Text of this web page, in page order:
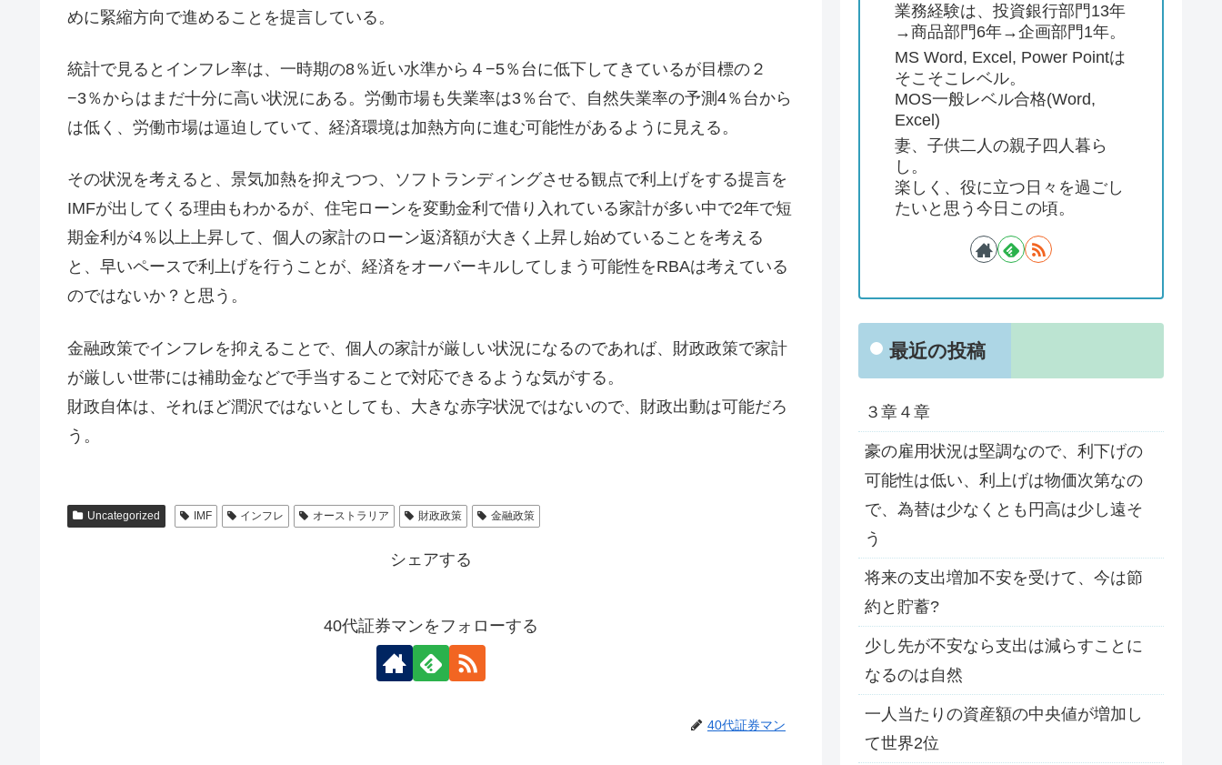
めに緊縮方向で進めることを提言している。
統計で見るとインフレ率は、一時期の8％近い水準から４−5％台に低下してきているが目標の２
−3％からはまだ十分に高い状況にある。労働市場も失業率は3％台で、自然失業率の予測4％台から
は低く、労働市場は逼迫していて、経済環境は加熱方向に進む可能性があるように見える。
その状況を考えると、景気加熱を抑えつつ、ソフトランディングさせる観点で利上げをする提言を
IMFが出してくる理由もわかるが、住宅ローンを変動金利で借り入れている家計が多い中で2年で短
期金利が4％以上上昇して、個人の家計のローン返済額が大きく上昇し始めていることを考える
と、早いペースで利上げを行うことが、経済をオーバーキルしてしまう可能性をRBAは考えている
のではないか？と思う。
金融政策でインフレを抑えることで、個人の家計が厳しい状況になるのであれば、財政政策で家計
が厳しい世帯には補助金などで手当することで対応できるような気がする。
財政自体は、それほど潤沢ではないとしても、大きな赤字状況ではないので、財政出動は可能だろ
う。
Uncategorized IMF インフレ オーストラリア 財政政策 金融政策
シェアする
40代証券マンをフォローする
40代証券マン
業務経験は、投資銀行部門13年
→商品部門6年→企画部門1年。
MS Word, Excel, Power Pointは
そこそこレベル。
MOS一般レベル合格(Word,
Excel)
妻、子供二人の親子四人暮ら
し。
楽しく、役に立つ日々を過ごし
たいと思う今日この頃。
最近の投稿
３章４章
豪の雇用状況は堅調なので、利下げの
可能性は低い、利上げは物価次第なの
で、為替は少なくとも円高は少し遠そ
う
将来の支出増加不安を受けて、今は節
約と貯蓄?
少し先が不安なら支出は減らすことに
なるのは自然
一人当たりの資産額の中央値が増加し
て世界2位